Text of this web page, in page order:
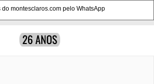
do montesclaros.com pelo WhatsApp